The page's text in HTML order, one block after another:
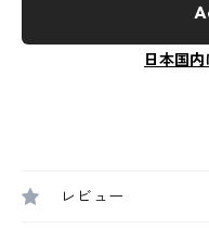
日本国
レビュー